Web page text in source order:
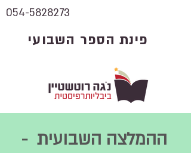
054-5828273
פינת הספר השבועי
ההמלצה השבועית -